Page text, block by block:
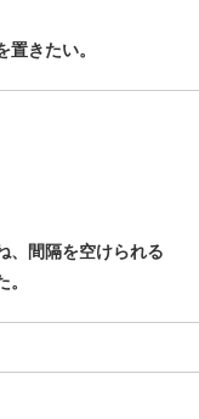
きたい。
、間隔を空けられる